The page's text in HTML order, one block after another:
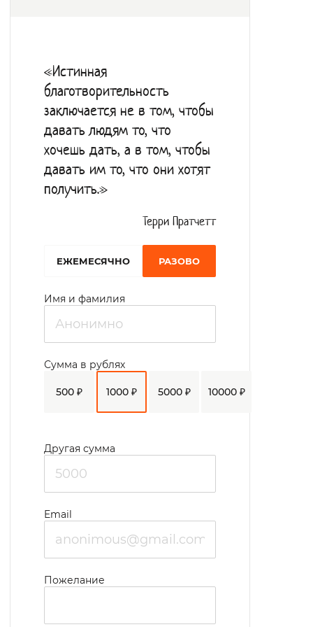
оборудованием. Для активных видов
спорта на свежем воздухе оборудованы
спортивные площадки.
Досуговые комнаты оснащены
телевизорами, столами для настольных
игр. Работает библиотека, кинозал на 200
посадочных мест, компьютерный класс с
социальной реабилитации получателям
услуг предлагается участие в
трудотерапии в швейной, столярной
мастерских, работа в теплице и кружках по
«Истинная
благотворительность
заключается не в том, чтобы
давать людям то, что
хочешь дать, а в том, чтобы
давать им то, что они хотят
получить.»
Терри Пратчетт
EЖЕМЕСЯЧНО РАЗОВО
Имя и фамилия
500 ₽ 1000 ₽ 5000 ₽ 10000 ₽
Сумма в рублях
Другая сумма
Email
Пожелание